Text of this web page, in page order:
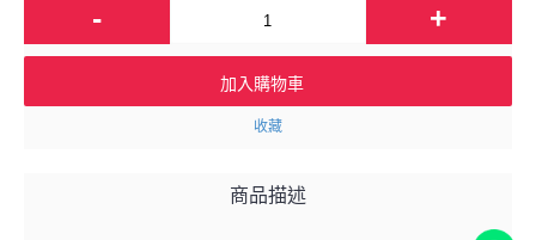
- +
加入購物車
收藏
商品描述